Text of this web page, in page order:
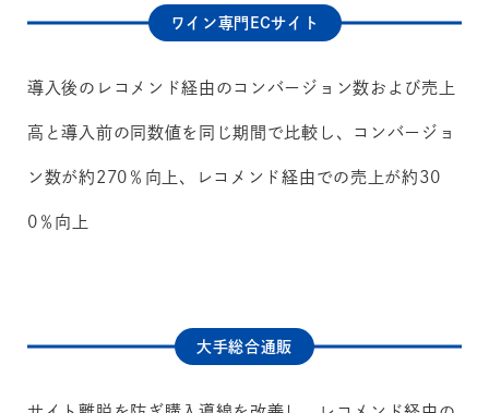
ワイン専門ECサイト
導入後のレコメンド経由のコンバージョン数および売上
高と導入前の同数値を同じ期間で比較し、コンバージョ
ン数が約270％向上、レコメンド経由での売上が約30
0％向上
大手総合通販